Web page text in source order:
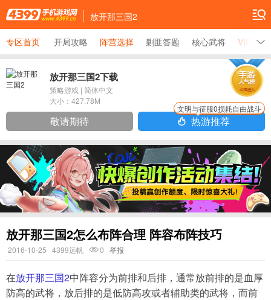
放开那三国2
专区首页 开局攻略 阵营选择 剿匪答题 核心武将 VIP价格
放开那三国2下载
策略游戏 | 简体中文
大小： 427.78M
敬请期待 热游推荐
文明与征服0损耗自由战斗
放开那三国2怎么布阵合理 阵容布阵技巧
2016-10-25 4399远帆 0 举报
在放开那三国2中阵容分为前排和后排，通常放前排的是血厚
防高的武将，放后排的是低防高攻或者辅助类的武将，而前